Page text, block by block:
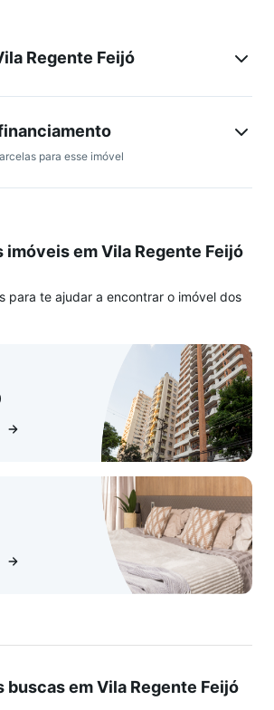
Regente Feijó
para esse imóvel
imóveis em Vila Regente Feijó
para te ajudar a encontrar o imóvel dos
buscas em Vila Regente Feijó